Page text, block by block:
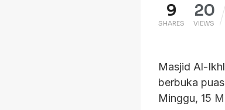
9
SHARES
20
VIEWS
Masjid Al-
berbuka
Minggu, 15